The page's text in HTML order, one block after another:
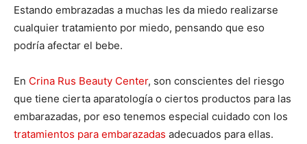
Estando embrazadas a muchas les da miedo realizarse
cualquier tratamiento por miedo, pensando que eso
podría afectar el bebe.
En Crina Rus Beauty Center, son conscientes del riesgo
que tiene cierta aparatología o ciertos productos para las
embarazadas, por eso tenemos especial cuidado con los
tratamientos para embarazadas adecuados para ellas.